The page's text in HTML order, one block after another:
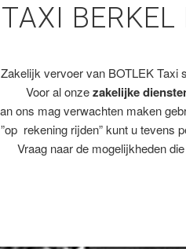
TAXI BERKEL
Zakelijk vervoer van BOTLEK Taxi
Voor al onzezakelijke
ons mag verwachten maken
rekening rijden” kunt u tevens
Vraag naar de mogelijkheden